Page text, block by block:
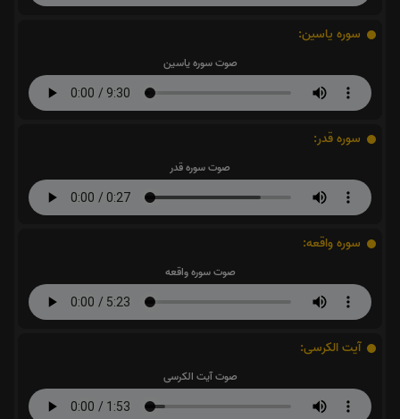
سوره یاسین:
صوت سوره یاسین
سوره قدر:
صوت سوره قدر
سوره واقعه:
صوت سوره واقعه
آیت الکرسی:
صوت آیت الکرسی